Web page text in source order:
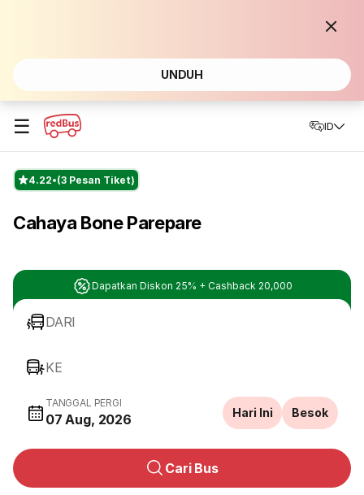
UNDUH
☰ ID
4.22 (3 Pesan Tiket)
Cahaya Bone Parepare
Dapatkan Diskon 25% + Cashback 20,000
DARI
KE
TANGGAL PERGI
07 Aug, 2026 Hari Ini Besok
Cari Bus